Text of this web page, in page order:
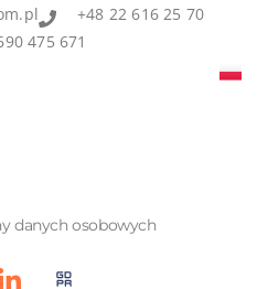
+48 22 616 25 70
475 671
danych osobowych